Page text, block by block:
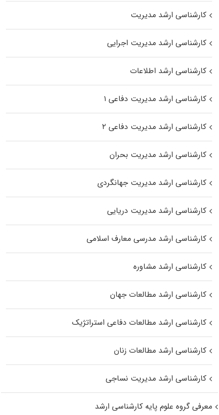
کارشناسی ارشد مدیریت
کارشناسی ارشد مدیریت اجرایی
کارشناسی ارشد اطلاعات
کارشناسی ارشد مدیریت دفاعی ۱
کارشناسی ارشد مدیریت دفاعی ۲
کارشناسی ارشد مدیریت بحران
کارشناسی ارشد مدیریت جهانگردی
کارشناسی ارشد مدیریت دریایی
کارشناسی ارشد مدرسی معارف اسلامی
کارشناسی ارشد مشاوره
کارشناسی ارشد مطالعات جهان
کارشناسی ارشد مطالعات دفاعی استراتژیک
کارشناسی ارشد مطالعات زنان
کارشناسی ارشد مدیریت نساجی
معرفی گروه علوم پایه کارشناسی ارشد